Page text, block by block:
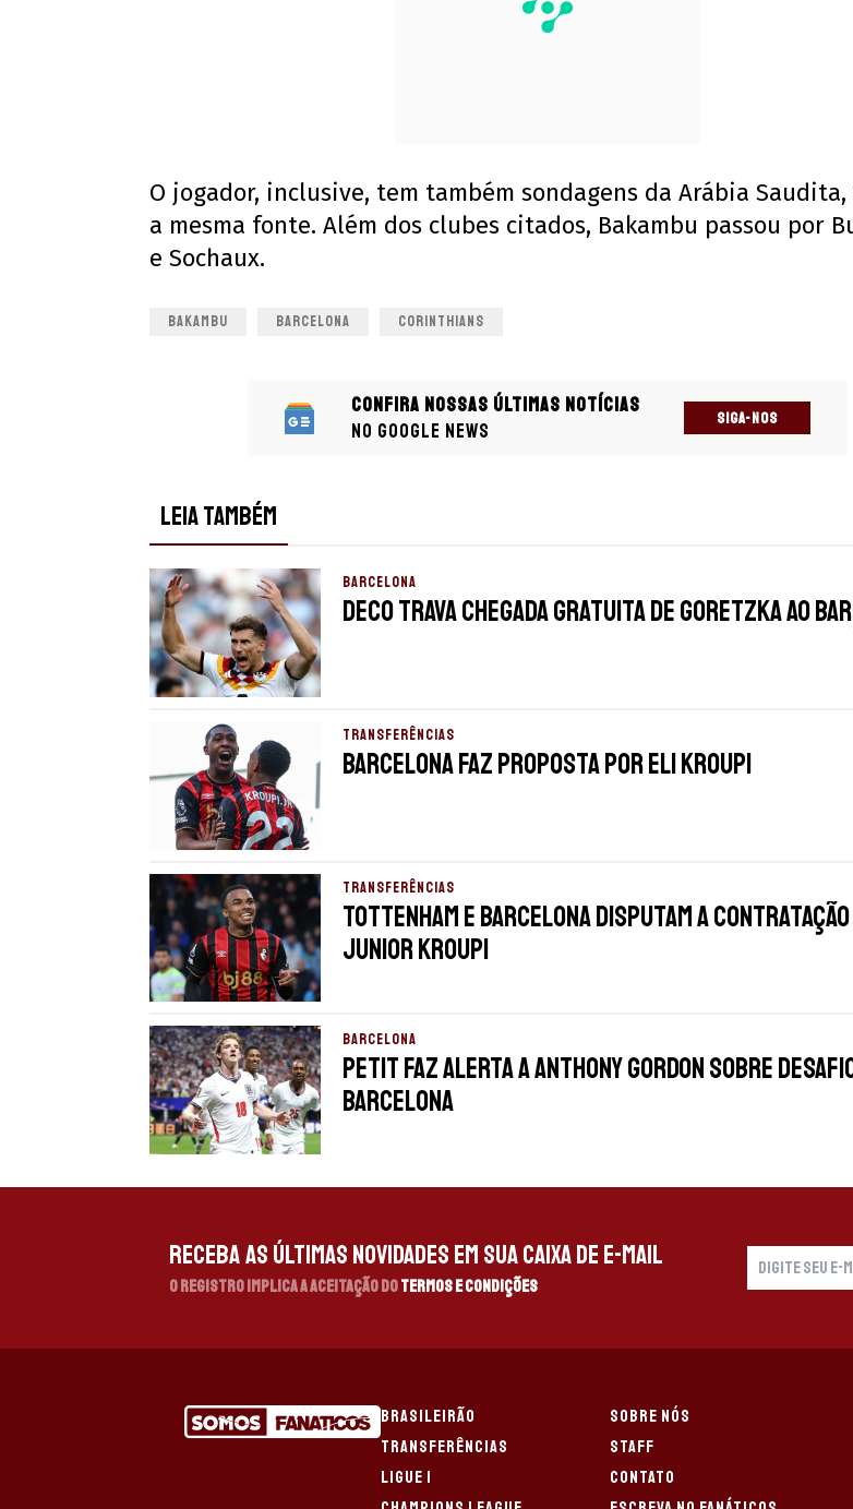
O jogador, inclusive, tem também sondagens da Arábia Saudita,
a mesma fonte. Além dos clubes citados, Bakambu passou por
e Sochaux.
BAKAMBU BARCELONA CORINTHIANS
Confira nossas últimas notícias
no Google News
SIGA-NOS
LEIA TAMBÉM
BARCELONA
Deco trava chegada gratuita de Goretzka ao
TRANSFERÊNCIAS
Barcelona faz proposta por Eli Kroupi
TRANSFERÊNCIAS
Tottenham e Barcelona disputam a
Junior Kroupi
BARCELONA
Petit faz alerta a Anthony Gordon sobre
Barcelona
Receba as últimas novidades em sua caixa de e-mail
O registro implica a aceitação doTermos e Condições
BRASILEIRÃO
TRANSFERÊNCIAS
LIGUE 1
SOBRE NÓS
STAFF
CONTATO